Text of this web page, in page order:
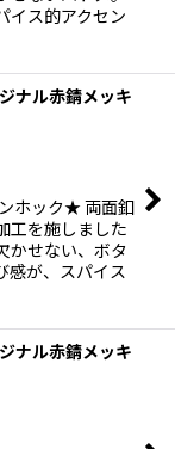
イス的アクセン
ナル赤錆メッキ
ホック★ 両面釦
工を施しました
かせない、ボタ
感が、スパイス
ナル赤錆メッキ